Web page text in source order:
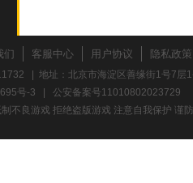
们 客服中心 用户协议 隐私政策
| 地址：北京市海淀区善缘街1号7
号-3
公安备案号11010802023729
不良游戏 拒绝盗版游戏 注意自我保护 谨